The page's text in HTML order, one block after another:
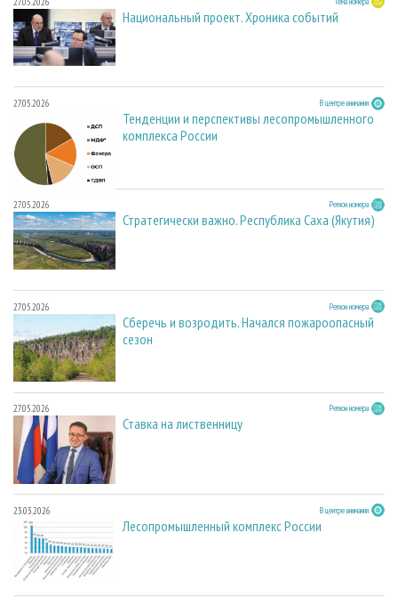
Национальный проект. Хроника событий
27.05.2026 В центре внимания
Тенденции и перспективы лесопромышленного
комплекса России
27.05.2026 Регион номера
Стратегически важно. Республика Саха (Якутия)
27.05.2026 Регион номера
Сберечь и возродить. Начался пожароопасный
сезон
27.05.2026 Регион номера
Ставка на лиственницу
23.03.2026 В центре внимания
Лесопромышленный комплекс России